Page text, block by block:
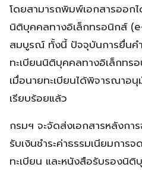
โดยสามารถพิมพ์เอกสารออก
นิติบุคคลทางอิเล็กทรอนิกส์
สมบูรณ์ ทั้งนี้ ปัจจุบันการยื่นค
ทะเบียนนิติบุคคลทางอิเล็กท
เมื่อนายทะเบียนได้พิจารณาอ
เรียบร้อยแล้ว
กรมฯ จะจัดส่งเอกสารหลังกา
รับเงินชำระค่าธรรมเนียมการ
ทะเบียน และหนังสือรับรองนิ